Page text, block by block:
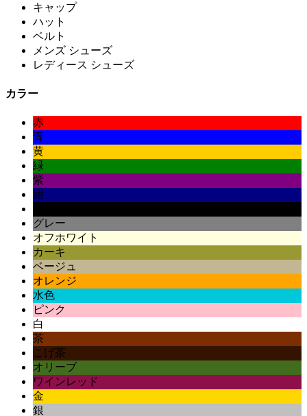
キャップ
ハット
ベルト
メンズ シューズ
レディース シューズ
カラー
赤
青
黄
緑
紫
紺
グレー
オフホワイト
カーキ
ベージュ
オレンジ
水色
ピンク
白
茶
こげ茶
オリーブ
ワインレッド
金
銀